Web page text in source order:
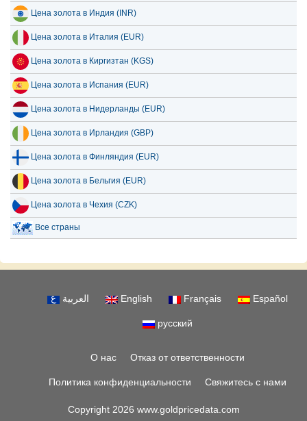
Цена золота в Индия (INR)
Цена золота в Италия (EUR)
Цена золота в Киргизтан (KGS)
Цена золота в Испания (EUR)
Цена золота в Нидерланды (EUR)
Цена золота в Ирландия (GBP)
Цена золота в Финляндия (EUR)
Цена золота в Бельгия (EUR)
Цена золота в Чехия (CZK)
Все страны
العربية English Français Español
русский
О нас Отказ от ответственности
Политика конфиденциальности Свяжитесь с нами
Copyright 2026 www.goldpricedata.com